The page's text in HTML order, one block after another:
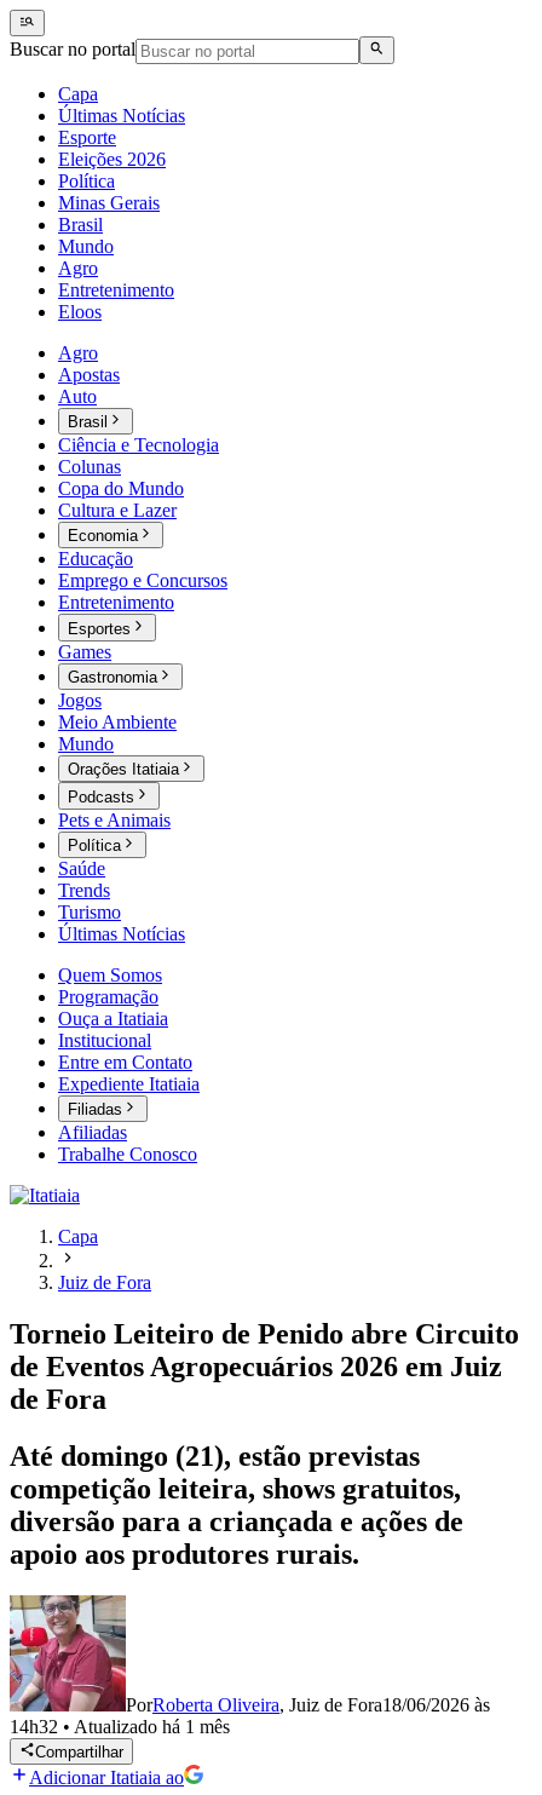
Buscar no portal
Capa
Últimas Notícias
Esporte
Eleições 2026
Política
Minas Gerais
Brasil
Mundo
Agro
Entretenimento
Eloos
Agro
Apostas
Auto
Brasil
Ciência e Tecnologia
Colunas
Copa do Mundo
Cultura e Lazer
Economia
Educação
Emprego e Concursos
Entretenimento
Esportes
Games
Gastronomia
Jogos
Meio Ambiente
Mundo
Orações Itatiaia
Podcasts
Pets e Animais
Política
Saúde
Trends
Turismo
Últimas Notícias
Quem Somos
Programação
Ouça a Itatiaia
Institucional
Entre em Contato
Expediente Itatiaia
Filiadas
Afiliadas
Trabalhe Conosco
Capa
Juiz de Fora
Torneio Leiteiro de Penido abre Circuito
de Eventos Agropecuários 2026 em Juiz
de Fora
Até domingo (21), estão previstas
competição leiteira, shows gratuitos,
diversão para a criançada e ações de
apoio aos produtores rurais.
PorRoberta Oliveira, Juiz de Fora18/06/2026 às
14h32 • Atualizado há 1 mês
Compartilhar
Adicionar Itatiaia ao